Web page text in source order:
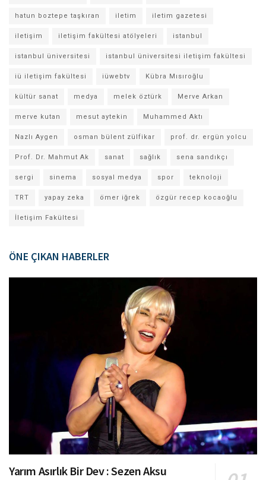
hatun boztepe taşkıran iletim iletim gazetesi
iletişim iletişim fakültesi atölyeleri istanbul
istanbul üniversitesi istanbul üniversitesi iletişim fakültesi
iü iletişim fakültesi iüwebtv Kübra Mısıroğlu
kültür sanat medya melek öztürk Merve Arkan
merve kutan mesut aytekin Muhammed Aktı
Nazlı Aygen osman bülent zülfikar prof. dr. ergün yolcu
Prof. Dr. Mahmut Ak sanat sağlık sena sandıkçı
sergi sinema sosyal medya spor teknoloji
TRT yapay zeka ömer iğrek özgür recep kocaoğlu
İletişim Fakültesi
ÖNE ÇIKAN HABERLER
Yarım Asırlık Bir Dev : Sezen Aksu